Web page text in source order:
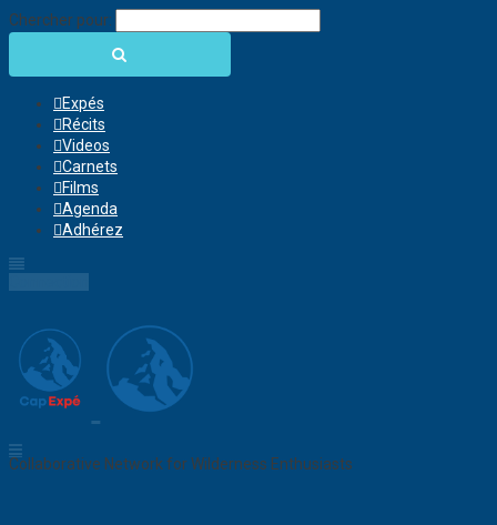
Chercher pour:
Expés
Récits
Videos
Carnets
Films
Agenda
Adhérez
Collaborative Network for Wilderness Enthusiasts